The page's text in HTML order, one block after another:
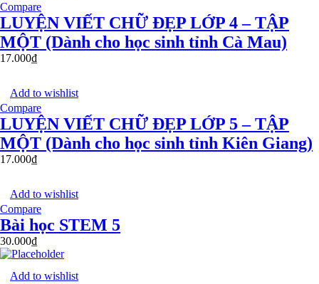
Compare
LUYỆN VIẾT CHỮ ĐẸP LỚP 4 – TẬP
MỘT (Dành cho học sinh tỉnh Cà Mau)
17.000₫
Add to wishlist
Compare
LUYỆN VIẾT CHỮ ĐẸP LỚP 5 – TẬP
MỘT (Dành cho học sinh tỉnh Kiên Giang)
17.000₫
Add to wishlist
Compare
Bài học STEM 5
30.000₫
Add to wishlist